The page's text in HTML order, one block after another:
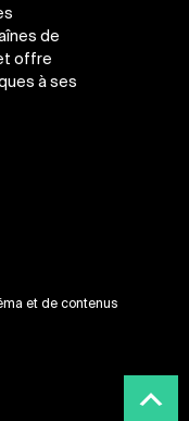
de
offre
à ses
et de contenus